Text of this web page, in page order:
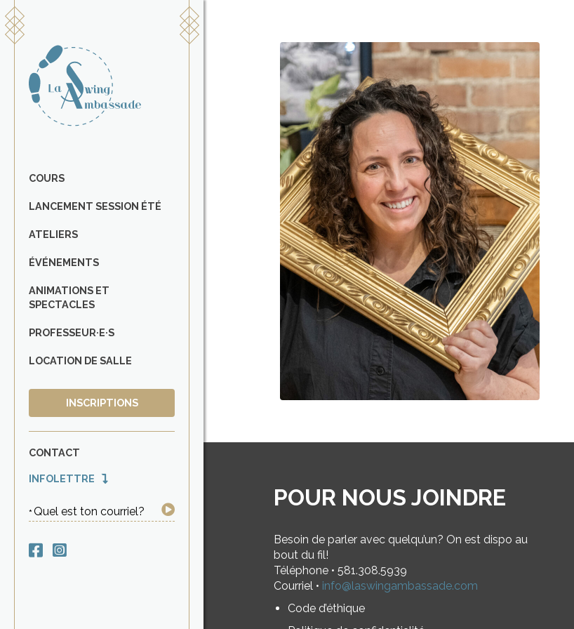
COURS
LANCEMENT SESSION ÉTÉ
ATELIERS
ÉVÉNEMENTS
ANIMATIONS ET
SPECTACLES
PROFESSEUR·E·S
LOCATION DE SALLE
INSCRIPTIONS
CONTACT
INFOLETTRE
Quel est ton courriel?
POUR NOUS JOINDRE
Besoin de parler avec quelqu’un? On est dispo au
bout du fil!
Téléphone • 581.308.5939
Courriel • info@laswingambassade.com
Code d’éthique